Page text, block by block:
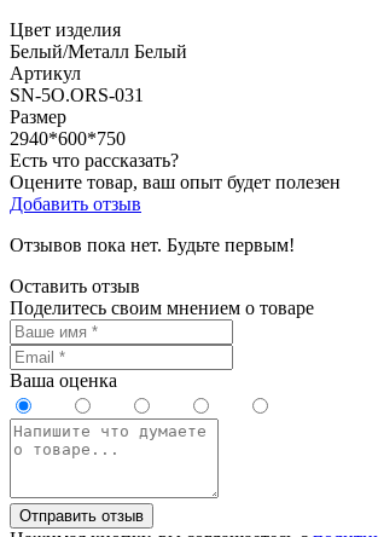
Цвет изделия
Белый/Металл Белый
Артикул
SN-5O.ORS-031
Размер
2940*600*750
Есть что рассказать?
Оцените товар, ваш опыт будет полезен
Добавить отзыв
Отзывов пока нет. Будьте первым!
Оставить отзыв
Поделитесь своим мнением о товаре
Ваша оценка
Отправить отзыв